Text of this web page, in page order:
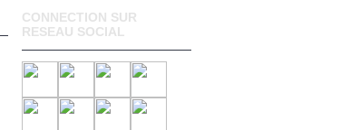
CONNECTION SUR
RESEAU SOCIAL